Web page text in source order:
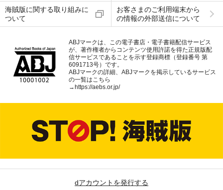
海賊版に関する取り組みに
ついて
お客さまのご利用端末から
の情報の外部送信について
ABJマークは、この電子書店・電子書籍配信サービス
が、著作権者からコンテンツ使用許諾を得た正規版配
信サービスであることを示す登録商標（登録番号 第
6091713号）です。
ABJマークの詳細、ABJマークを掲示しているサービス
の一覧はこちら
→https://aebs.or.jp/
dアカウントを発行する